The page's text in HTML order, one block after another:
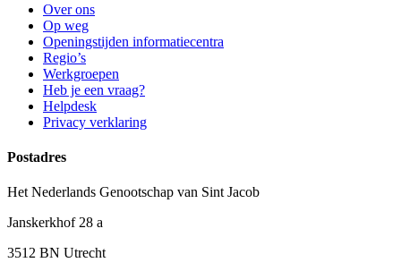
Over ons
Op weg
Openingstijden informatiecentra
Regio’s
Werkgroepen
Heb je een vraag?
Helpdesk
Privacy verklaring
Postadres
Het Nederlands Genootschap van Sint Jacob
Janskerkhof 28 a
3512 BN Utrecht